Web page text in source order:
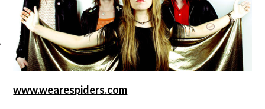
www.wearespiders.com